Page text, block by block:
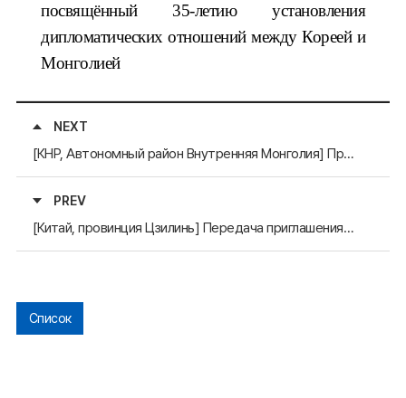
посвящённый 35-летию установления
дипломатических отношений между Кореей и
Монголией
NEXT
[КНР, Автономный район Внутренняя Монголия] Приглашение в адрес Генерального секретаря на «5-ю Китайско-Монгольскую выставку-ярмарку»
PREV
[Китай, провинция Цзилинь] Передача приглашения Генеральному секретарю на «4-й Круглый стол по межрегиональному сотрудничеству в Северо-Восточной Азии» и «15-ю Китайско-Северо-Восточноазиатскую выставку»
Список